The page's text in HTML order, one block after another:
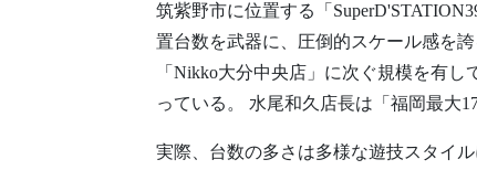
筑紫野市に位置する「
置台数を武器に、圧倒的スケール感を
「Nikko大分中央店」に次ぐ規模を有
っている。 水尾和久店長は「福岡最大
実際、台数の多さは多様な遊技スタイ